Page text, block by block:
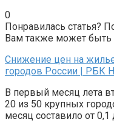
0
Понравилась статья?
Вам также может быть
Снижение цен на
городов России | РБК
В первый месяц лета
20 из 50 крупных
месяц составило от